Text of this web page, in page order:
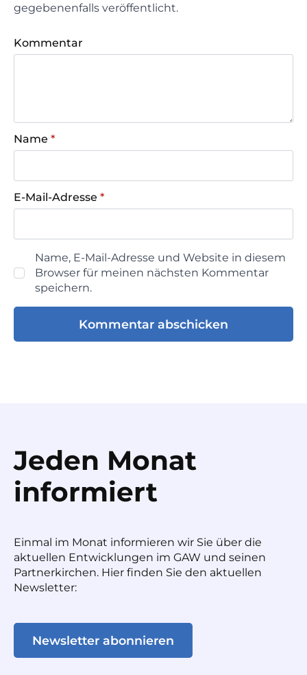
gegebenenfalls veröffentlicht.
Kommentar
Name *
E-Mail-Adresse *
Name, E-Mail-Adresse und Website in diesem
Browser für meinen nächsten Kommentar
speichern.
Jeden Monat
informiert
Einmal im Monat informieren wir Sie über die
aktuellen Entwicklungen im GAW und seinen
Partnerkirchen. Hier finden Sie den aktuellen
Newsletter:
Newsletter abonnieren